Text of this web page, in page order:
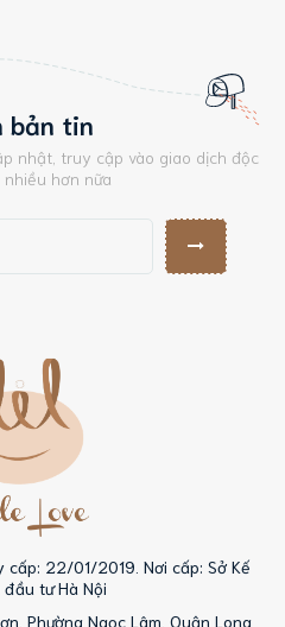
bản tin
nhật, truy cập vào giao dịch độc
nhiều hơn nữa
cấp: 22/01/2019. Nơi cấp: Sở Kế
tư Hà Nội
Phường Ngọc Lâm, Quận Long